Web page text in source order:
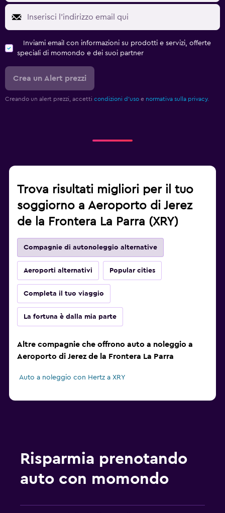
Inviami email con informazioni su prodotti e servizi, offerte
speciali di momondo e dei suoi partner
Crea un Alert prezzi
Creando un alert prezzi, accetti condizioni d'uso e normativa sulla privacy.
Trova risultati migliori per il tuo
soggiorno a Aeroporto di Jerez
de la Frontera La Parra (XRY)
Compagnie di autonoleggio alternative
Aeroporti alternativi Popular cities
Completa il tuo viaggio
La fortuna è dalla mia parte
Altre compagnie che offrono auto a noleggio a
Aeroporto di Jerez de la Frontera La Parra
Auto a noleggio con Hertz a XRY
Risparmia prenotando
auto con momondo